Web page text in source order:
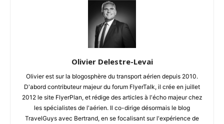
Olivier Delestre-Levai
Olivier est sur la blogosphère du transport aérien depuis 2010.
D'abord contributeur majeur du forum FlyerTalk, il crée en juillet
2012 le site FlyerPlan, et rédige des articles à l'écho majeur chez
les spécialistes de l'aérien. Il co-dirige désormais le blog
TravelGuys avec Bertrand, en se focalisant sur l'expérience de